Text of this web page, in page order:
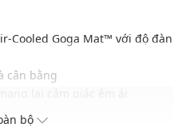
Cooled Goga Mat™ với độ đàn
cân bằng
tăng thêm sự thoải mái
phối với nhiều trang phục và
bộ